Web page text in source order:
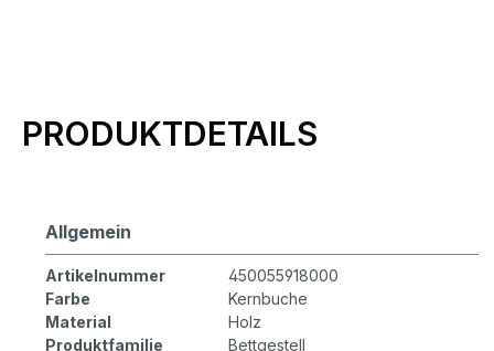
Produktinformationen
PRODUKTDETAILS
Allgemein
Artikelnummer
450055918000
Farbe
Kernbuche
Material
Holz
Produktfamilie
Bettgestell